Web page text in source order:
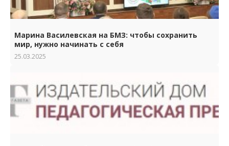
Марина Василевская на БМЗ: чтобы сохранить
мир, нужно начинать с себя
25.03.2025